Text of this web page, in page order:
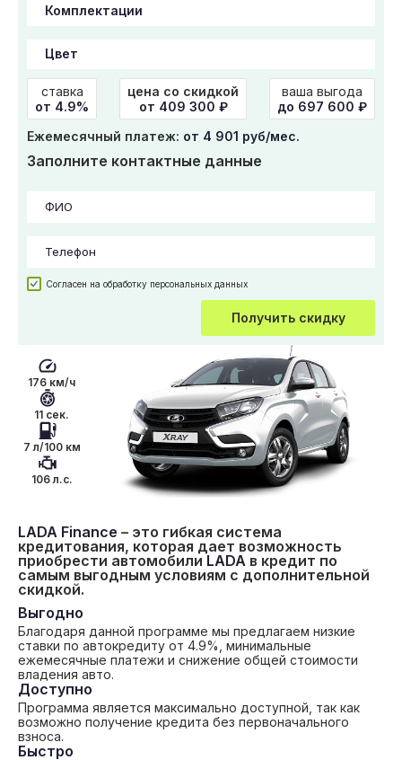
ставка
от 4.9%
цена со скидкой
от 409 300 ₽
ваша выгода
до 697 600 ₽
Ежемесячный платеж: от 4 901 руб/мес.
Заполните контактные данные
Согласен на обработку персональных данных
Получить скидку
176 км/ч
11 сек.
7 л/100 км
106 л.с.
LADA Finance – это гибкая система
кредитования, которая дает возможность
приобрести автомобилиLADA в кредит по
самым выгодным условиям с дополнительной
скидкой.
Выгодно
Благодаря данной программе мы предлагаем низкие
ставки по автокредиту от 4.9%, минимальные
ежемесячные платежи и снижение общей стоимости
владения авто.
Доступно
Программа является максимально доступной, так как
возможно получение кредита без первоначального
взноса.
Быстро